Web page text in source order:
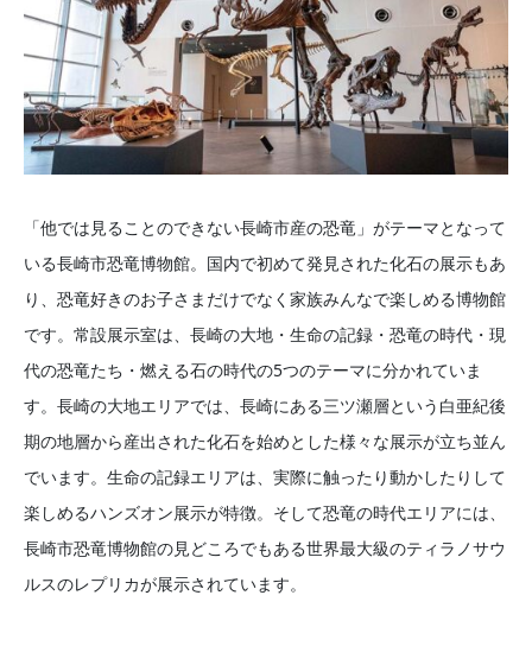
「他では見ることのできない長崎市産の恐竜」がテーマとなって
いる長崎市恐竜博物館。国内で初めて発見された化石の展示もあ
り、恐竜好きのお子さまだけでなく家族みんなで楽しめる博物館
です。常設展示室は、長崎の大地・生命の記録・恐竜の時代・現
代の恐竜たち・燃える石の時代の5つのテーマに分かれていま
す。長崎の大地エリアでは、長崎にある三ツ瀬層という白亜紀後
期の地層から産出された化石を始めとした様々な展示が立ち並ん
でいます。生命の記録エリアは、実際に触ったり動かしたりして
楽しめるハンズオン展示が特徴。そして恐竜の時代エリアには、
長崎市恐竜博物館の見どころでもある世界最大級のティラノサウ
ルスのレプリカが展示されています。